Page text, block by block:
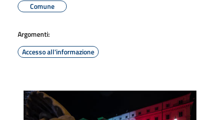
Comune
Argomenti:
Accesso all'informazione